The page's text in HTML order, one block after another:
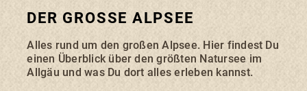
DER GROSSE ALPSEE
Alles rund um den großen Alpsee. Hier findest Du
einen Überblick über den größten Natursee im
Allgäu und was Du dort alles erleben kannst.